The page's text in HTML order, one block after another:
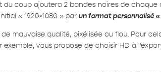
coup ajoutera 2 bandes noires de
« 1920×1080 » par un format personnalisé «
mauvaise qualité, pixélisée ou flou. Pour
vous propose de choisir HD à